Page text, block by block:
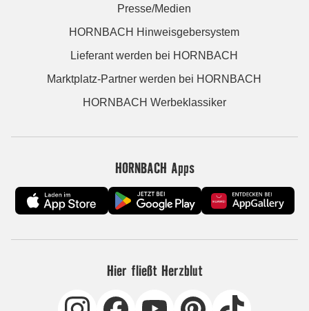
Presse/Medien
HORNBACH Hinweisgebersystem
Lieferant werden bei HORNBACH
Marktplatz-Partner werden bei HORNBACH
HORNBACH Werbeklassiker
HORNBACH Apps
Hier fließt Herzblut